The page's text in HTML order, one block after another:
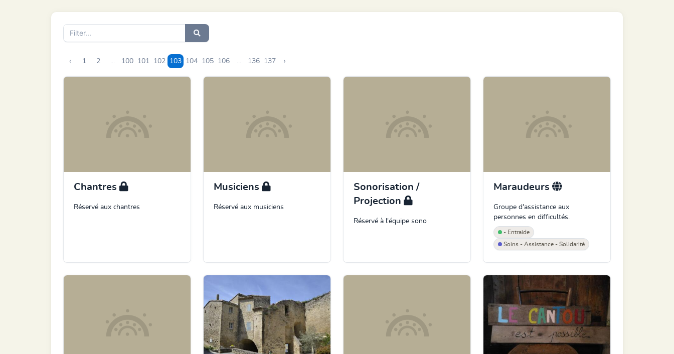
‹ 1 2 ... 100 101 102 103 104 105 106 ... 136 137 ›
Chantres
Réservé aux chantres
Musiciens
Réservé aux musiciens
Sonorisation /
Projection
Réservé à l'équipe sono
Maraudeurs
Groupe d'assistance aux
personnes en difficultés.
- Entraide
Soins - Assistance - Solidarité